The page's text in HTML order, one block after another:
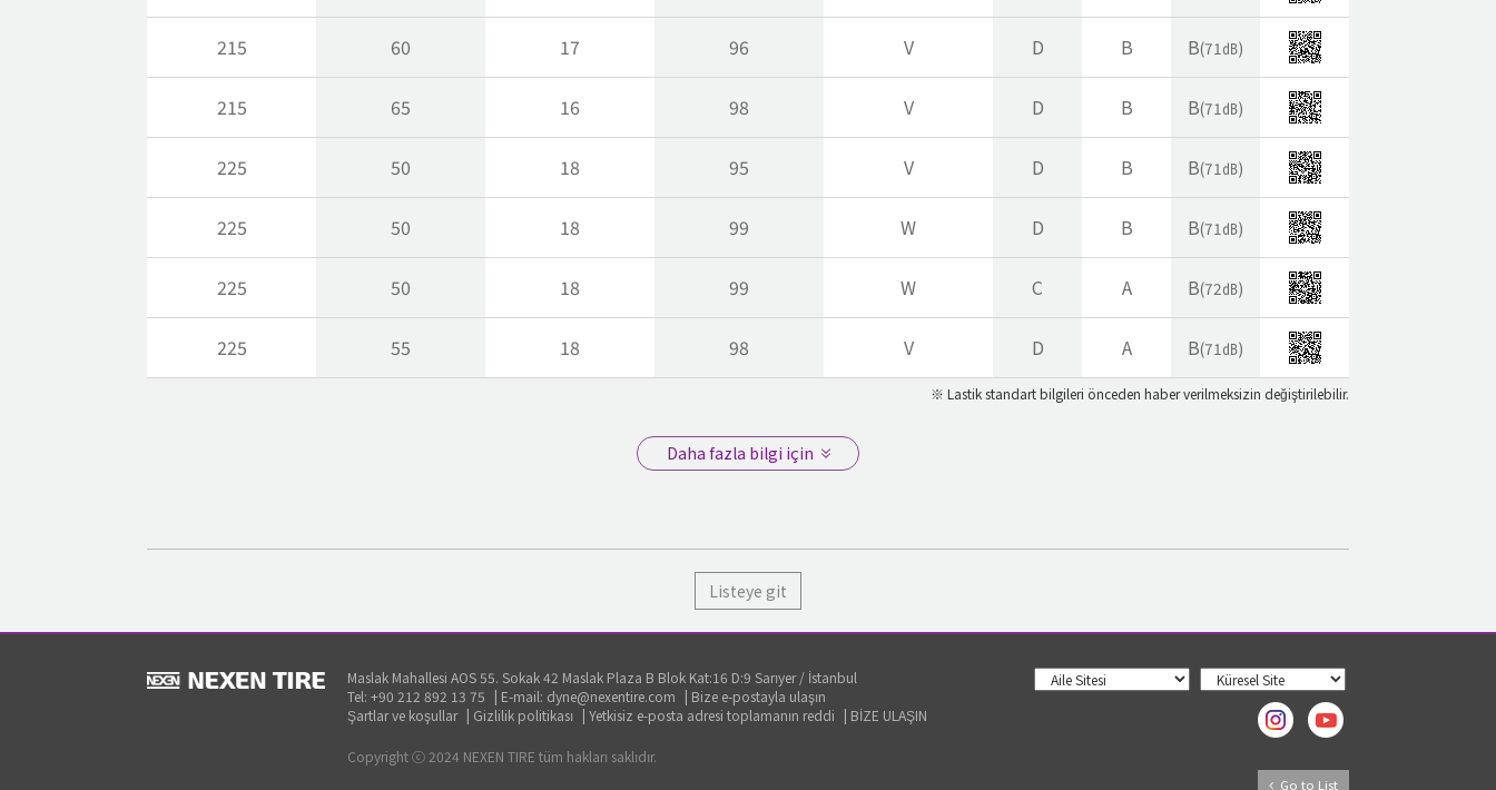
215 60 17 96 V D B B(71㏈)
215 65 16 98 V D B B(71㏈)
225 50 18 95 V D B B(71㏈)
225 50 18 99 W D B B(71㏈)
225 50 18 99 W C A B(72㏈)
225 55 18 98 V D A B(71㏈)
※ Lastik standart bilgileri önceden haber verilmeksizin değiştirilebilir.
Daha fazla bilgi için
Listeye git
Go to List
Maslak Mahallesi AOS 55. Sokak 42 Maslak Plaza B Blok Kat:16 D:9 Sarıyer / İstanbul
Tel: +90 212 892 13 75 | E-mail: dyne@nexentire.com | Bize e-postayla ulaşın
Şartlar ve koşullar | Gizlilik politikası | Yetkisiz e-posta adresi toplamanın reddi | BİZE ULAŞIN
Copyright ⓒ 2024 NEXEN TIRE tüm hakları saklıdır.